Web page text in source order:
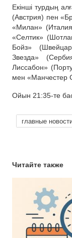
Екінші турдың
(Австрия) пен
«Милан»
«Селтик»
Бойз»
Звезда»
Лиссабон»
мен «Манчестер
Ойын 21:35-те
главные
Читайте также